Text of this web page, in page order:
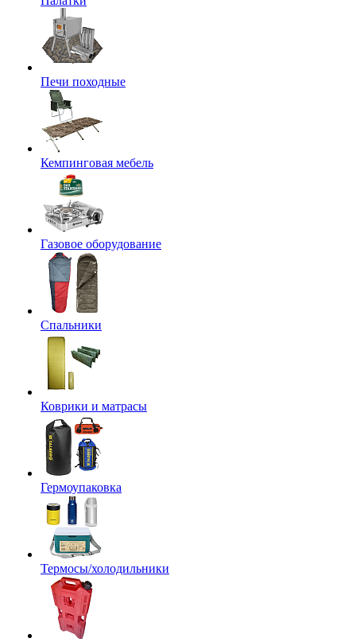
Печи походные
Кемпинговая мебель
Газовое оборудование
Спальники
Коврики и матрасы
Гермоупаковка
Термосы/холодильники